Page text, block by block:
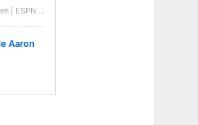
Sebastián Martínez Christensen | ESPN Digital
Aaron